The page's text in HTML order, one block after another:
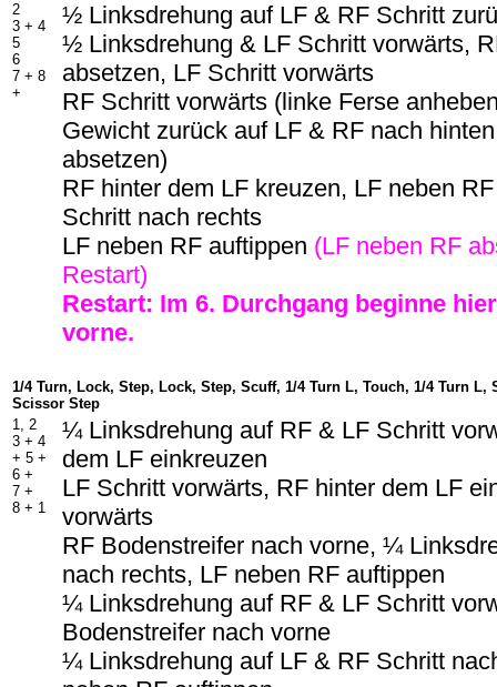
2
3 + 4
5
6
7 + 8
+
½ Linksdrehung auf LF & RF Schritt
½ Linksdrehung & LF Schritt vorwärts,
absetzen, LF Schritt vorwärts
RF Schritt vorwärts (linke Ferse
Gewicht zurück auf LF & RF nach
absetzen)
RF hinter dem LF kreuzen, LF neben
Schritt nach rechts
LF neben RF auftippen (LF neben RF
Restart)
Restart: Im 6. Durchgang beginne
vorne.
1/4 Turn, Lock, Step, Lock, Step, Scuff, 1/4 Turn L, Touch, 1/4 Turn L,
Scissor Step
1, 2
3 + 4
+ 5 +
6 +
7 +
8 + 1
¼ Linksdrehung auf RF & LF Schritt
dem LF einkreuzen
LF Schritt vorwärts, RF hinter dem LF
vorwärts
RF Bodenstreifer nach vorne, ¼
nach rechts, LF neben RF auftippen
¼ Linksdrehung auf RF & LF Schritt
Bodenstreifer nach vorne
¼ Linksdrehung auf LF & RF Schritt